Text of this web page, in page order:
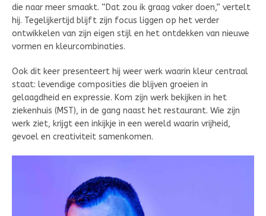
die naar meer smaakt. “Dat zou ik graag vaker doen,” vertelt
hij. Tegelijkertijd blijft zijn focus liggen op het verder
ontwikkelen van zijn eigen stijl en het ontdekken van nieuwe
vormen en kleurcombinaties.
Ook dit keer presenteert hij weer werk waarin kleur centraal
staat: levendige composities die blijven groeien in
gelaagdheid en expressie. Kom zijn werk bekijken in het
ziekenhuis (MST), in de gang naast het restaurant. Wie zijn
werk ziet, krijgt een inkijkje in een wereld waarin vrijheid,
gevoel en creativiteit samenkomen.